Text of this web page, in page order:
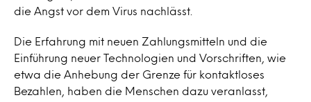
die Angst vor dem Virus nachlässt.
Die Erfahrung mit neuen Zahlungsmitteln und die
Einführung neuer Technologien und Vorschriften, wie
etwa die Anhebung der Grenze für kontaktloses
Bezahlen, haben die Menschen dazu veranlasst,